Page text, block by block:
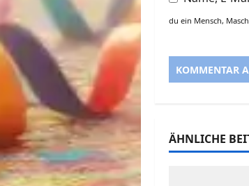
du ein Mensch,
ÄHNLICHE